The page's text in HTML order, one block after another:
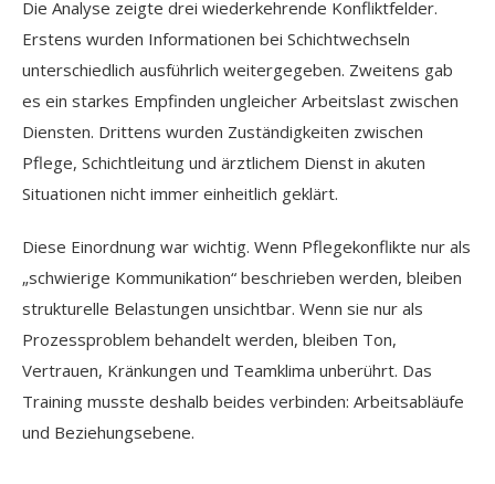
Die Analyse zeigte drei wiederkehrende Konfliktfelder.
Erstens wurden Informationen bei Schichtwechseln
unterschiedlich ausführlich weitergegeben. Zweitens gab
es ein starkes Empfinden ungleicher Arbeitslast zwischen
Diensten. Drittens wurden Zuständigkeiten zwischen
Pflege, Schichtleitung und ärztlichem Dienst in akuten
Situationen nicht immer einheitlich geklärt.
Diese Einordnung war wichtig. Wenn Pflegekonflikte nur als
„schwierige Kommunikation“ beschrieben werden, bleiben
strukturelle Belastungen unsichtbar. Wenn sie nur als
Prozessproblem behandelt werden, bleiben Ton,
Vertrauen, Kränkungen und Teamklima unberührt. Das
Training musste deshalb beides verbinden: Arbeitsabläufe
und Beziehungsebene.